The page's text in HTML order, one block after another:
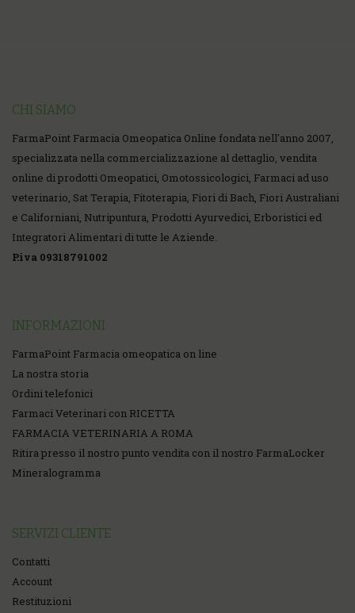
CHI SIAMO
FarmaPoint Farmacia Omeopatica Online fondata nell'anno 2007,
specializzata nella commercializzazione al dettaglio, vendita
online di prodotti Omeopatici, Omotossicologici, Farmaci ad uso
veterinario, Sat Terapia, Fitoterapia, Fiori di Bach, Fiori Australiani
e Californiani, Nutripuntura, Prodotti Ayurvedici, Erboristici ed
Integratori Alimentari di tutte le Aziende.
P.iva 09318791002
INFORMAZIONI
FarmaPoint Farmacia omeopatica on line
La nostra storia
Ordini telefonici
Farmaci Veterinari con RICETTA
FARMACIA VETERINARIA A ROMA
Ritira presso il nostro punto vendita con il nostro FarmaLocker
Mineralogramma
SERVIZI CLIENTE
Contatti
Account
Restituzioni